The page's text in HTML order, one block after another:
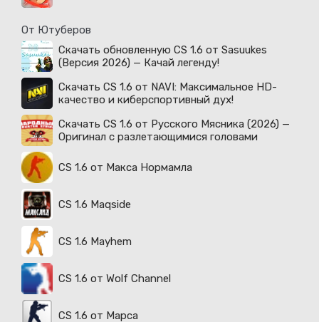
От Ютуберов
Скачать обновленную CS 1.6 от Sasuukes
(Версия 2026) — Качай легенду!
Скачать CS 1.6 от NAVI: Максимальное HD-
качество и киберспортивный дух!
Скачать CS 1.6 от Русского Мясника (2026) —
Оригинал с разлетающимися головами
CS 1.6 от Макса Нормамла
CS 1.6 Maqside
CS 1.6 Mayhem
CS 1.6 от Wolf Channel
CS 1.6 от Марса